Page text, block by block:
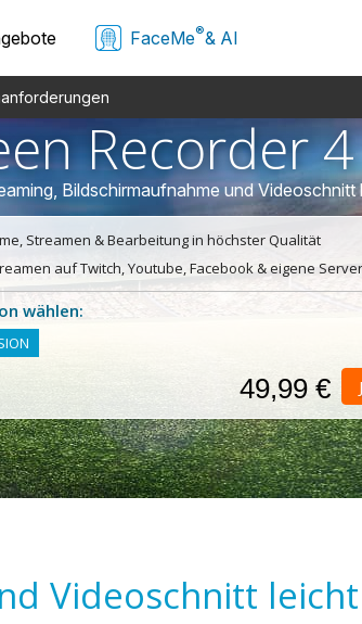
FaceMe®& AI
Recorder 4
Bildschirmaufnahme und
Streamen & Bearbeitung in höchster Qualität
auf Twitch, Youtube, Facebook & eigene Server
wählen:
49,99 €
Videoschnitt